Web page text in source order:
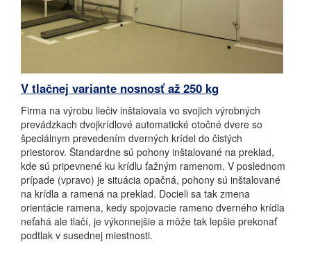
V tlačnej variante nosnosť až 250 kg
Firma na výrobu liečiv inštalovala vo svojich výrobných
prevádzkach dvojkrídlové automatické otočné dvere so
špeciálnym prevedením dverných krídel do čistých
priestorov. Štandardne sú pohony inštalované na preklad,
kde sú pripevnené ku krídlu ťažným ramenom. V poslednom
prípade (vpravo) je situácia opačná, pohony sú inštalované
na krídla a ramená na preklad. Docieli sa tak zmena
orientácie ramena, kedy spojovacie rameno dverného krídla
neťahá ale tlačí, je výkonnejšie a môže tak lepšie prekonať
podtlak v susednej miestnosti.